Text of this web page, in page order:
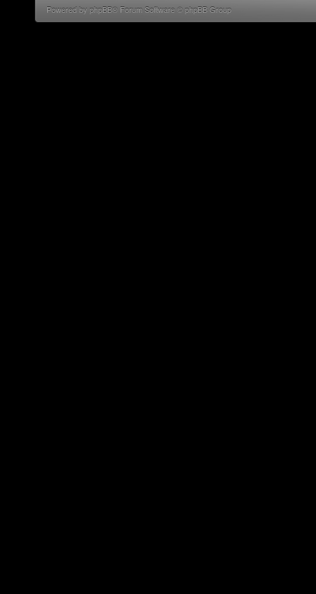
Powered by phpBB® Forum Software © phpBB Group